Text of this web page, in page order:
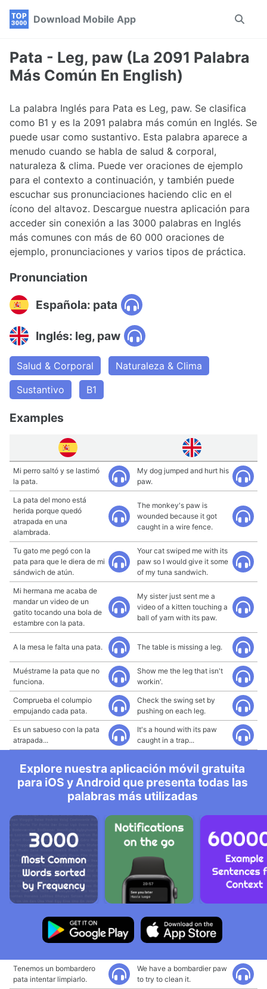
Skip
navigation
Skip
Skip
Download Mobile App
Toggle
Pata - Leg, paw (La 2091 Palabra
Más Común En English)
La palabra Inglés para Pata es Leg, paw. Se clasifica
como B1 y es la 2091 palabra más común en Inglés. Se
puede usar como sustantivo. Esta palabra aparece a
menudo cuando se habla de salud & corporal,
naturaleza & clima. Puede ver oraciones de ejemplo
para el contexto a continuación, y también puede
escuchar sus pronunciaciones haciendo clic en el
ícono del altavoz. Descargue nuestra aplicación para
acceder sin conexión a las 3000 palabras en Inglés
más comunes con más de 60 000 oraciones de
ejemplo, pronunciaciones y varios tipos de práctica.
Pronunciation
Española: pata
Inglés: leg, paw
Salud & Corporal
Naturaleza & Clima
Sustantivo
B1
Examples
Mi perro saltó y se lastimó
la pata.
My dog jumped and hurt his
paw.
La pata del mono está
herida porque quedó
atrapada en una
alambrada.
The monkey's paw is
wounded because it got
caught in a wire fence.
Tu gato me pegó con la
pata para que le diera de mi
sándwich de atún.
Your cat swiped me with its
paw so I would give it some
of my tuna sandwich.
Mi hermana me acaba de
mandar un video de un
gatito tocando una bola de
estambre con la pata.
My sister just sent me a
video of a kitten touching a
ball of yarn with its paw.
A la mesa le falta una pata. The table is missing a leg.
Muéstrame la pata que no
funciona.
Show me the leg that isn't
workin'.
Comprueba el columpio
empujando cada pata.
Check the swing set by
pushing on each leg.
Es un sabueso con la pata
atrapada...
It's a hound with its paw
caught in a trap...
Explore nuestra aplicación móvil gratuita
para iOS y Android que presenta todas las
palabras más utilizadas
Tenemos un bombardero
pata intentar limpiarlo.
We have a bombardier paw
to try to clean it.